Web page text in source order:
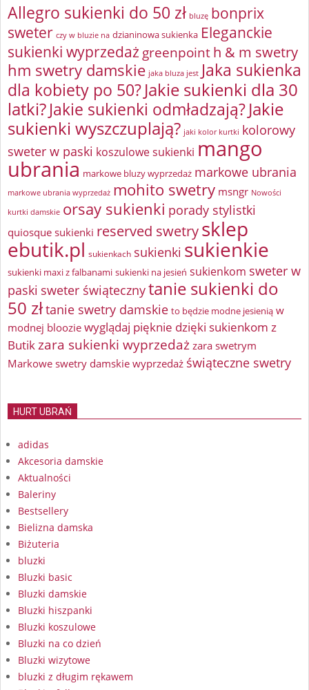
Allegro sukienki do 50 zł bluzę bonprix
sweter czy w bluzie na dzianinowa sukienka Eleganckie
sukienki wyprzedaż greenpointh & m swetry
hm swetry damskie jaka bluza jest Jaka sukienka
dla kobiety po 50?Jakie sukienki dla 30
latki?Jakie sukienki odmładzają?Jakie
sukienki wyszczuplają? jaki kolor kurtki kolorowy
sweter w paski koszulowe sukienki mango
ubrania markowe bluzy wyprzedaż markowe ubrania
markowe ubrania wyprzedaż mohito swetry msngr Nowości
kurtki damskie orsay sukienki porady stylistki
quiosque sukienki reserved swetrysklep
ebutik.pl sukienkach sukienki sukienkie
sukienki maxi z falbanami sukienki na jesień sukienkom sweter w
paski sweter świątecznytanie sukienki do
50 złtanie swetry damskie to będzie modne jesienią w
modnej bloozie wyglądaj pięknie dzięki sukienkom z
Butikzara sukienki wyprzedażzara swetrym
Markowe swetry damskie wyprzedaż świąteczne swetry
HURT UBRAŃ
adidas
Akcesoria damskie
Aktualności
Baleriny
Bestsellery
Bielizna damska
Biżuteria
bluzki
Bluzki basic
Bluzki damskie
Bluzki hiszpanki
Bluzki koszulowe
Bluzki na co dzień
Bluzki wizytowe
bluzki z długim rękawem